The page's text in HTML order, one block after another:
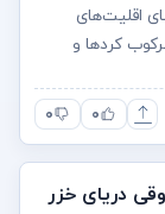
اقلیت‌های
کردها و
۰ ۰
دریای خزر